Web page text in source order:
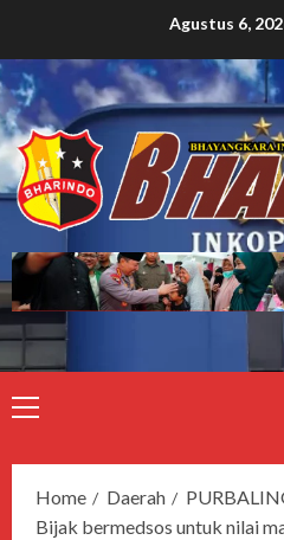
Agustus 6,
Home Daerah
Bijak bermedsos untuk nilai